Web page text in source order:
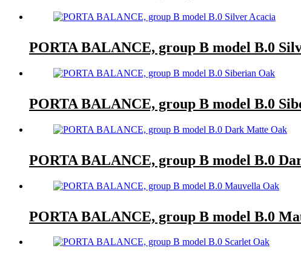
PORTA BALANCE, group B model B.0
PORTA BALANCE, group B model B.0
PORTA BALANCE, group B model B.0
PORTA BALANCE, group B model B.0